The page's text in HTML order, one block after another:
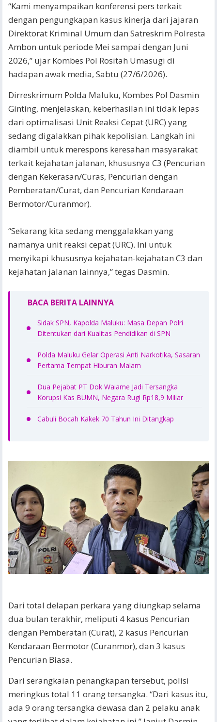
“Kami menyampaikan konferensi pers terkait
dengan pengungkapan kasus kinerja dari jajaran
Direktorat Kriminal Umum dan Satreskrim Polresta
Ambon untuk periode Mei sampai dengan Juni
2026,” ujar Kombes Pol Rositah Umasugi di
hadapan awak media, Sabtu (27/6/2026).
​Dirreskrimum Polda Maluku, Kombes Pol Dasmin
Ginting, menjelaskan, keberhasilan ini tidak lepas
dari optimalisasi Unit Reaksi Cepat (URC) yang
sedang digalakkan pihak kepolisian. Langkah ini
diambil untuk merespons keresahan masyarakat
terkait kejahatan jalanan, khususnya C3 (Pencurian
dengan Kekerasan/Curas, Pencurian dengan
Pemberatan/Curat, dan Pencurian Kendaraan
Bermotor/Curanmor).
“Sekarang kita sedang menggalakkan yang
namanya unit reaksi cepat (URC). Ini untuk
menyikapi khususnya kejahatan-kejahatan C3 dan
kejahatan jalanan lainnya,” tegas Dasmin.
BACA BERITA LAINNYA
Sidak SPN, Kapolda Maluku: Masa Depan Polri
Ditentukan dari Kualitas Pendidikan di SPN
Polda Maluku Gelar Operasi Anti Narkotika, Sasaran
Pertama Tempat Hiburan Malam
Dua Pejabat PT Dok Waiame Jadi Tersangka
Korupsi Kas BUMN, Negara Rugi Rp18,9 Miliar
Cabuli Bocah Kakek 70 Tahun Ini Ditangkap
Dari total delapan perkara yang diungkap selama
dua bulan terakhir, meliputi 4 kasus Pencurian
dengan Pemberatan (Curat), 2 kasus Pencurian
Kendaraan Bermotor (Curanmor), dan 3 kasus
Pencurian Biasa.
​Dari serangkaian penangkapan tersebut, polisi
meringkus total 11 orang tersangka. “Dari kasus itu,
ada 9 orang tersangka dewasa dan 2 pelaku anak